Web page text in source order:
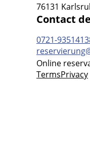
76131
Contact
0721-
Online
TermsPrivacy